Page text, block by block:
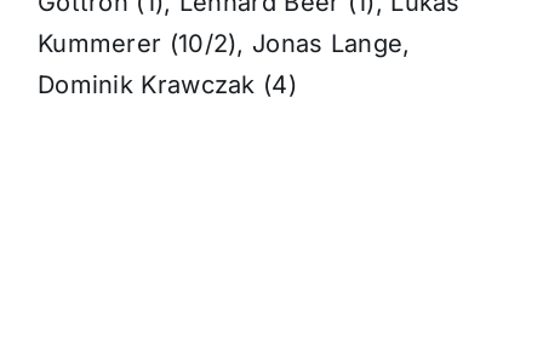
Kummerer (10/2), Jonas Lange,
Dominik Krawczak (4)